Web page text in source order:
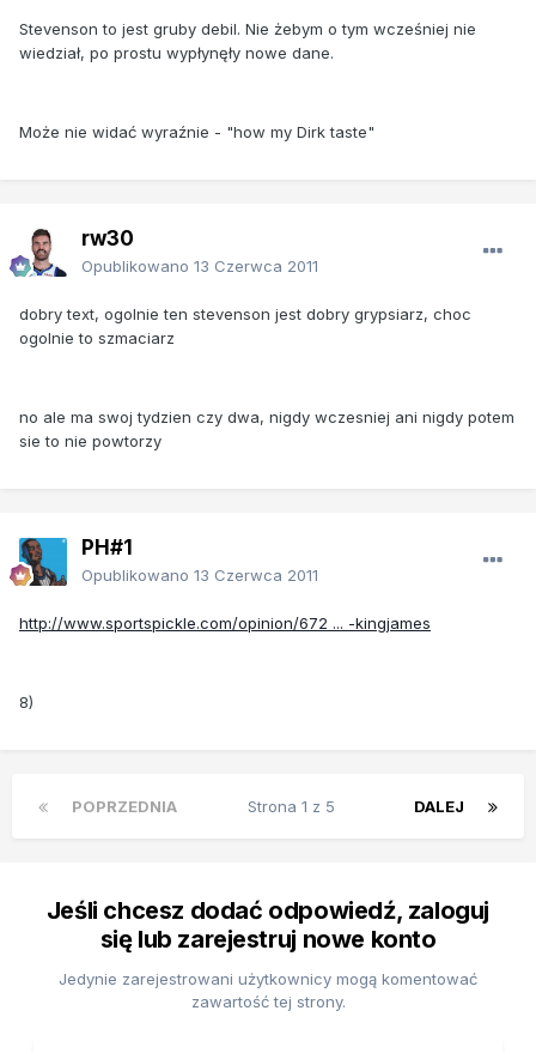
Stevenson to jest gruby debil. Nie żebym o tym wcześniej nie
wiedział, po prostu wypłynęły nowe dane.
Może nie widać wyraźnie - "how my Dirk taste"
rw30
Opublikowano 13 Czerwca 2011
dobry text, ogolnie ten stevenson jest dobry grypsiarz, choc
ogolnie to szmaciarz
no ale ma swoj tydzien czy dwa, nigdy wczesniej ani nigdy potem
sie to nie powtorzy
PH#1
Opublikowano 13 Czerwca 2011
http://www.sportspickle.com/opinion/672 ... -kingjames
8)
POPRZEDNIA DALEJ
Strona 1 z 5
Jeśli chcesz dodać odpowiedź, zaloguj
się lub zarejestruj nowe konto
Jedynie zarejestrowani użytkownicy mogą komentować
zawartość tej strony.